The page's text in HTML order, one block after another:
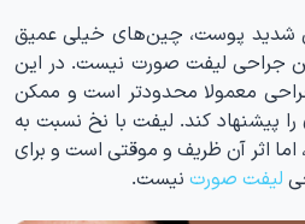
شدید پوست، چین‌های خیلی عمیق
جراحی لیفت صورت نیست. در این
معمولا محدودتر است و ممکن
کند. لیفت با نخ نسبت به
اما اثر آن ظریف و موقتی است و برای
لیفت صورت نیست.